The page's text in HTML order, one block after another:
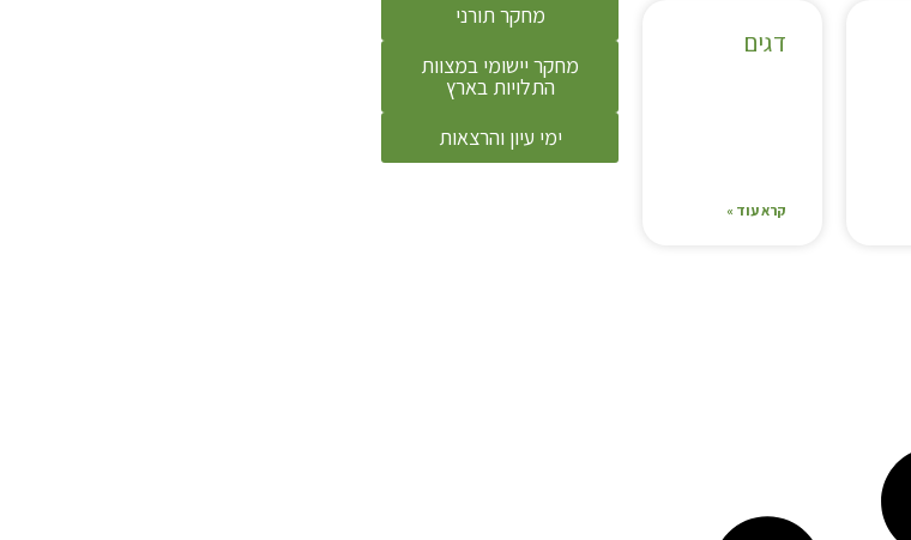
דגים
קרא עוד »
מחקר תורני
מחקר יישומי במצוות
התלויות בארץ
ימי עיון והרצאות